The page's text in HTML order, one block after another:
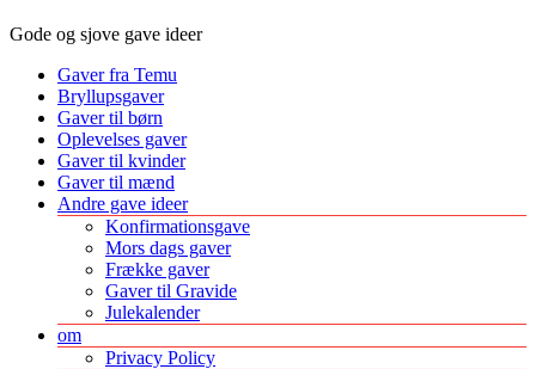
Gode og sjove gave ideer
Gaver fra Temu
Bryllupsgaver
Gaver til børn
Oplevelses gaver
Gaver til kvinder
Gaver til mænd
Andre gave ideer
Konfirmationsgave
Mors dags gaver
Frække gaver
Gaver til Gravide
Julekalender
om
Privacy Policy